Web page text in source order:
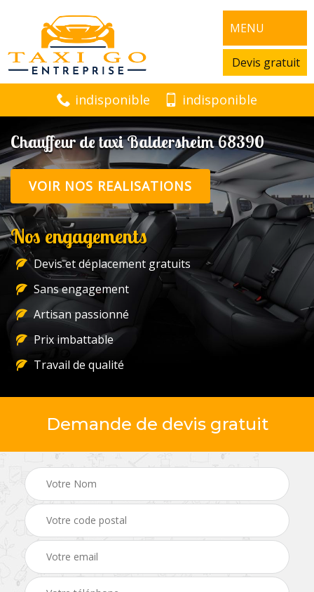
MENU
Devis gratuit
indisponible indisponible
Chauffeur de taxi Baldersheim 68390
VOIR NOS REALISATIONS
Nos engagements
Devis et déplacement gratuits
Sans engagement
Artisan passionné
Prix imbattable
Travail de qualité
Demande de devis gratuit